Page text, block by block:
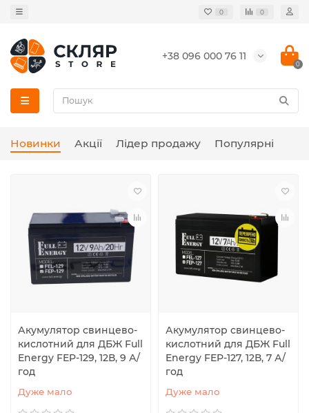
0 0
+38 096 000 76 11
0
Новинки Акції Лідер продажу Популярні
Акумулятор свинцево-
кислотний для ДБЖ Full
Energy FEP-129, 12В, 9 А/
год
Дуже мало
Акумулятор свинцево-
кислотний для ДБЖ Full
Energy FEP-127, 12В, 7 А/
год
Дуже мало